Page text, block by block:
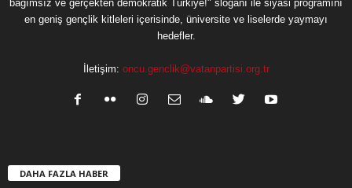
bağımsız ve gerçekten demokratik Türkiye!" sloganı ile siyasi programını
en geniş gençlik kitleleri içerisinde, üniversite ve liselerde yaymayı
hedefler.
İletişim: oncu.genclik@vatanpartisi.org.tr
DAHA FAZLA HABER